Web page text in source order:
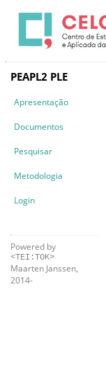
PEAPL2 PLE
Apresentação
Documentos
Pesquisar
Metodologia
Login
Powered by
<TEI:TOK>
Maarten Janssen,
2014-